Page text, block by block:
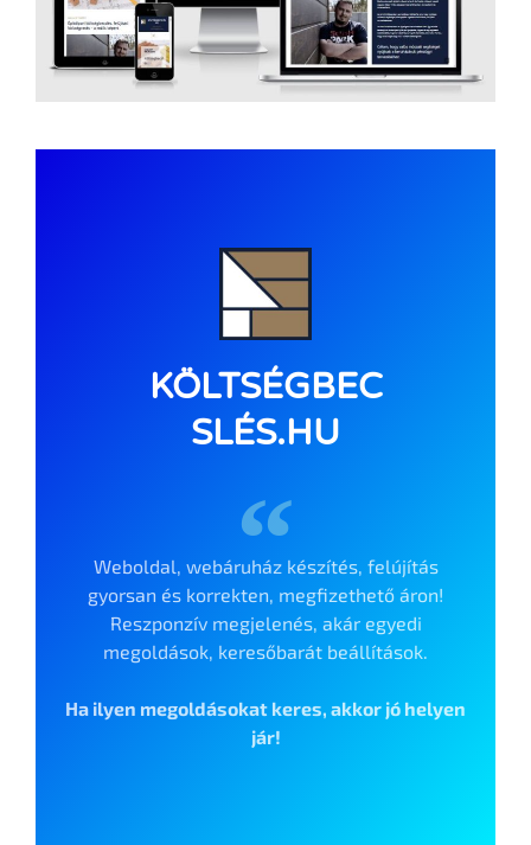
KÖLTSÉGBEC
SLÉS.HU
Weboldal, webáruház készítés, felújítás
gyorsan és korrekten, megfizethető áron!
Reszponzív megjelenés, akár egyedi
megoldások, keresőbarát beállítások.
Ha ilyen megoldásokat keres, akkor jó helyen
jár!